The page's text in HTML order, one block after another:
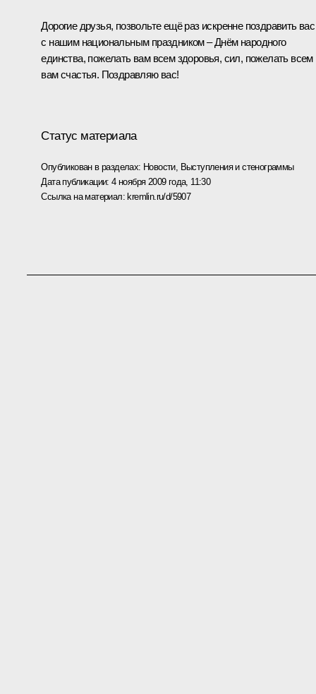
Дорогие друзья, позвольте ещё раз искренне поздравить вас
с нашим национальным праздником – Днём народного
единства, пожелать вам всем здоровья, сил, пожелать всем
вам счастья. Поздравляю вас!
Статус материала
Опубликован в разделах: Новости, Выступления и стенограммы
Дата публикации:4 ноября 2009 года, 11:30
Ссылка на материал: kremlin.ru/d/5907